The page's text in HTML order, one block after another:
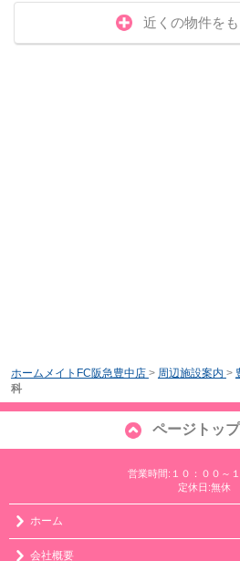
近くの物件を
ホームメイトFC阪急豊中店 > 周辺施設案内 >
科
ページトッ
営業時間:１０：００～
定休日:無休
ホーム
会社概要